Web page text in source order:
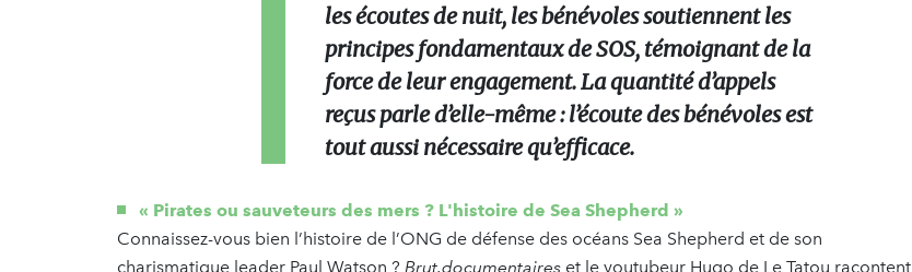
les écoutes de nuit, les bénévoles soutiennent les
principes fondamentaux de SOS, témoignant de la
force de leur engagement. La quantité d’appels
reçus parle d’elle-même : l’écoute des bénévoles est
tout aussi nécessaire qu’efficace.
« Pirates ou sauveteurs des mers ? L'histoire de Sea Shepherd »
Connaissez-vous bien l’histoire de l’ONG de défense des océans Sea Shepherd et de son
charismatique leader Paul Watson ? Brut.documentaires et le youtubeur Hugo de Le Tatou racontent